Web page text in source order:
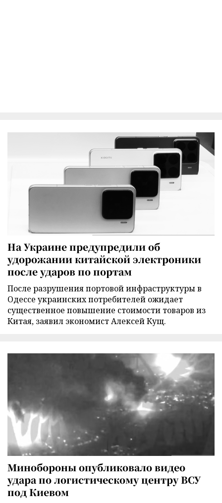
На Украине предупредили об
удорожании китайской электроники
после ударов по портам
После разрушения портовой инфраструктуры в
Одессе украинских потребителей ожидает
существенное повышение стоимости товаров из
Китая, заявил экономист Алексей Кущ.
Минобороны опубликовало видео
удара по логистическому центру ВСУ
под Киевом